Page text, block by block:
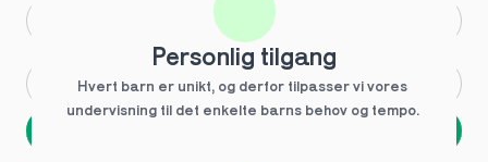
2.g Andet
Personlig tilgang
Hvert barn er unikt, og derfor tilpasser vi vores
undervisning til det enkelte barns behov og tempo.